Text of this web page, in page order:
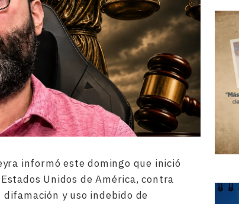
informó este domingo que inició
Unidos de América, contra
y uso indebido de